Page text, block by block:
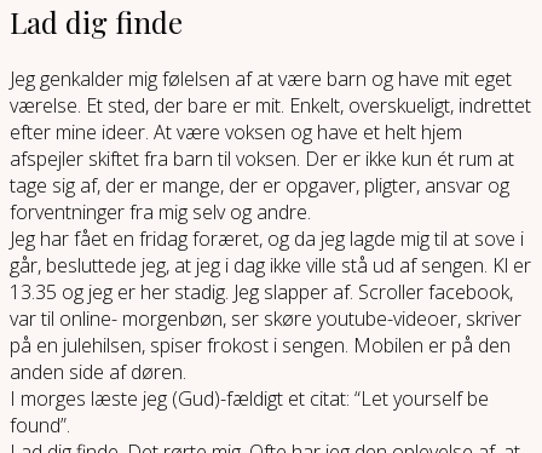
Lad dig finde
Jeg genkalder mig følelsen af at være barn og have mit eget
værelse. Et sted, der bare er mit. Enkelt, overskueligt, indrettet
efter mine ideer. At være voksen og have et helt hjem
afspejler skiftet fra barn til voksen. Der er ikke kun ét rum at
tage sig af, der er mange, der er opgaver, pligter, ansvar og
forventninger fra mig selv og andre.
Jeg har fået en fridag foræret, og da jeg lagde mig til at sove i
går, besluttede jeg, at jeg i dag ikke ville stå ud af sengen. Kl er
13.35 og jeg er her stadig. Jeg slapper af. Scroller facebook,
var til online- morgenbøn, ser skøre youtube-videoer, skriver
på en julehilsen, spiser frokost i sengen. Mobilen er på den
anden side af døren.
I morges læste jeg (Gud)-fældigt et citat: “Let yourself be
found”.